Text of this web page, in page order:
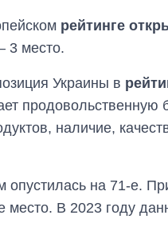
рейтинге
3 место.
Украины в
продовольственную
наличие,
опустилась на 71-е.
место. В 2023 году